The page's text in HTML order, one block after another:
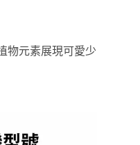
物元素展現可愛少